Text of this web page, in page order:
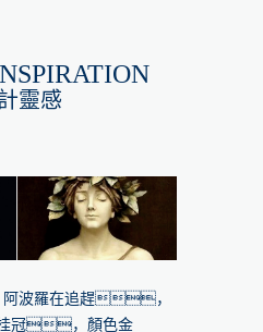
靈感
波羅在追趕，
冠，顏色金